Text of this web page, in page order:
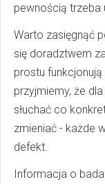
pewnością trzeba
Warto zasięgnąć
się doradztwem
prostu
przyjmiemy, że
słuchać co
zmieniać - każde
defekt.
Informacja o